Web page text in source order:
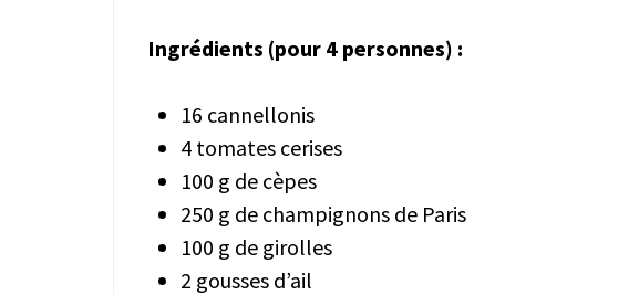
Ingrédients (pour 4 personnes) :
16 cannellonis
4 tomates cerises
100 g de cèpes
250 g de champignons de Paris
100 g de girolles
2 gousses d’ail